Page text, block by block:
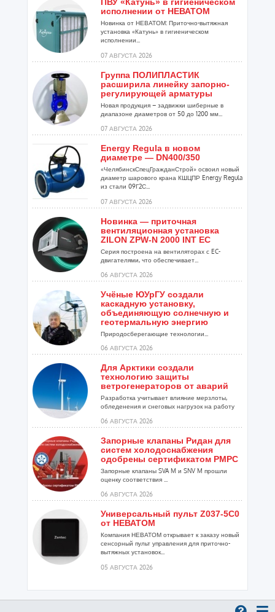
исполнении от НЕВАТОМ
Новинка от НЕВАТОМ: Приточно-вытяжная
установка «Катунь» в гигиеническом
исполнении...
07 АВГУСТА 2026
Группа ПОЛИПЛАСТИК
расширила линейку запорно-
регулирующей арматуры
Новая продукция – задвижки шиберные в
диапазоне диаметров от 50 до 1200 мм...
07 АВГУСТА 2026
Energy Regula в новом
диаметре — DN400/350
«ЧелябинскСпецГражданСтрой» освоил новый
диаметр шарового крана КШЦПР Energy Regula
из стали 09Г2С...
07 АВГУСТА 2026
Новинка — приточная
вентиляционная установка
ZILON ZPW-N 2000 INT EC
Серия построена на вентиляторах с EC-
двигателями, что обеспечивает...
06 АВГУСТА 2026
Учёные ЮУрГУ создали
каскадную установку,
объединяющую солнечную и
геотермальную энергию
Природосберегающие технологии...
06 АВГУСТА 2026
Для Арктики создали
технологию защиты
ветрогенераторов от аварий
Разработка учитывает влияние мерзлоты,
обледенения и снеговых нагрузок на работу
06 АВГУСТА 2026
Запорные клапаны Ридан для
систем холодоснабжения
одобрены сертификатом РМРС
Запорные клапаны SVA M и SNV M прошли
оценку соответствия ...
06 АВГУСТА 2026
Универсальный пульт Z037-5C0
от НЕВАТОМ
Компания НЕВАТОМ открывает к заказу новый
сенсорный пульт управления для приточно-
вытяжных установок...
05 АВГУСТА 2026